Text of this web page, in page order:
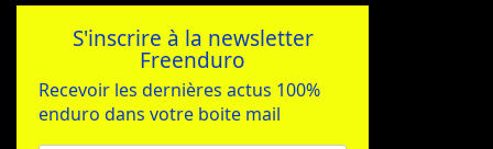
S'inscrire à la newsletter
Freenduro
Recevoir les dernières actus 100%
enduro dans votre boite mail